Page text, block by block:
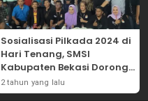
Sosialisasi Pilkada 2024 di
Hari Tenang, SMSI
Kabupaten Bekasi Dorong
Angka Partisipasi
Masyarakat
2 tahun yang lalu